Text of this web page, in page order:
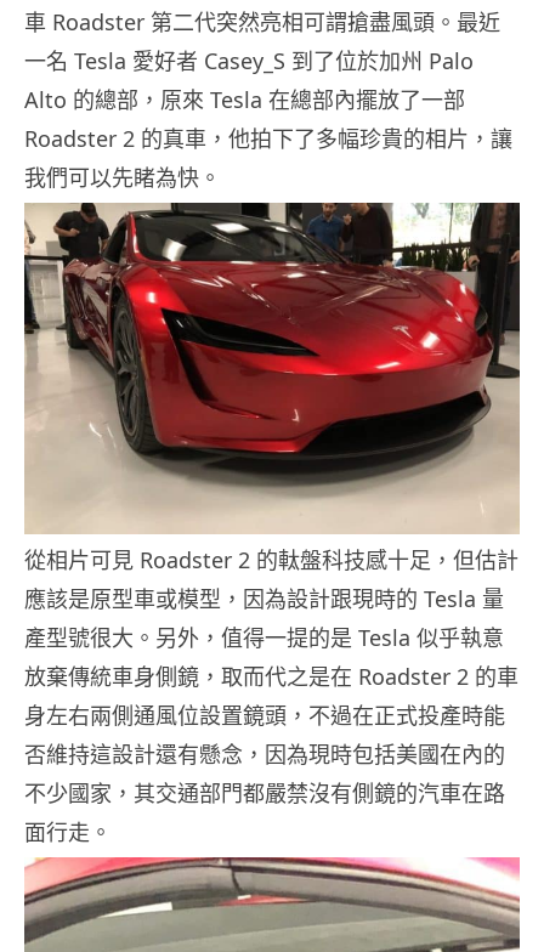
車 Roadster 第二代突然亮相可謂搶盡風頭。最近
一名 Tesla 愛好者 Casey_S 到了位於加州 Palo
Alto 的總部，原來 Tesla 在總部內擺放了一部
Roadster 2 的真車，他拍下了多幅珍貴的相片，讓
我們可以先睹為快。
從相片可見 Roadster 2 的軚盤科技感十足，但估計
應該是原型車或模型，因為設計跟現時的 Tesla 量
產型號很大。另外，值得一提的是 Tesla 似乎執意
放棄傳統車身側鏡，取而代之是在 Roadster 2 的車
身左右兩側通風位設置鏡頭，不過在正式投產時能
否維持這設計還有懸念，因為現時包括美國在內的
不少國家，其交通部門都嚴禁沒有側鏡的汽車在路
面行走。